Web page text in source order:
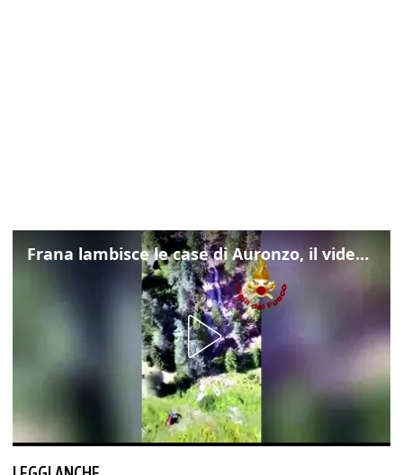
Frana lambisce le case di Auronzo, il video dall'elicottero dei vigili del fuoco